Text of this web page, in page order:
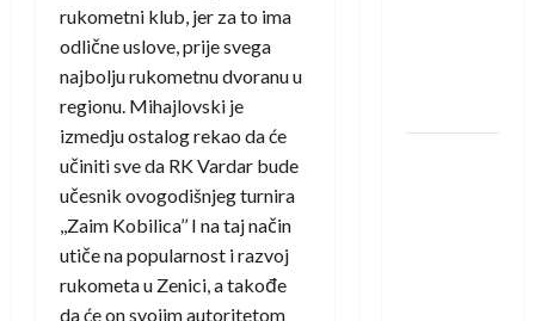
rukometni klub, jer za to ima
odlične uslove, prije svega
najbolju rukometnu dvoranu u
regionu. Mihajlovski je
izmedju ostalog rekao da će
učiniti sve da RK Vardar bude
učesnik ovogodišnjeg turnira
,,Zaim Kobilica’’ I na taj način
utiče na popularnost i razvoj
rukometa u Zenici, a takođe
da će on svojim autoritetom